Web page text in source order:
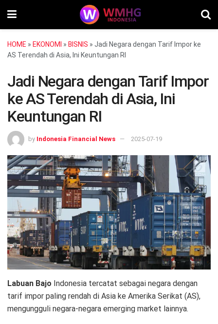
HOME » EKONOMI » BISNIS » Jadi Negara dengan Tarif Impor ke
AS Terendah di Asia, Ini Keuntungan RI
Jadi Negara dengan Tarif Impor
ke AS Terendah di Asia, Ini
Keuntungan RI
by Indonesia Financial News 2025-07-19
Labuan Bajo Indonesia tercatat sebagai negara dengan
tarif impor paling rendah di Asia ke Amerika Serikat (AS),
mengungguli negara-negara emerging market lainnya.